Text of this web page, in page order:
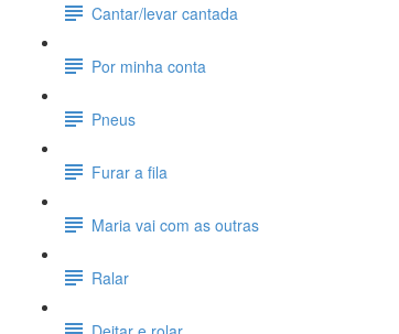
Cantar/levar cantada
Por minha conta
Pneus
Furar a fila
Maria vai com as outras
Ralar